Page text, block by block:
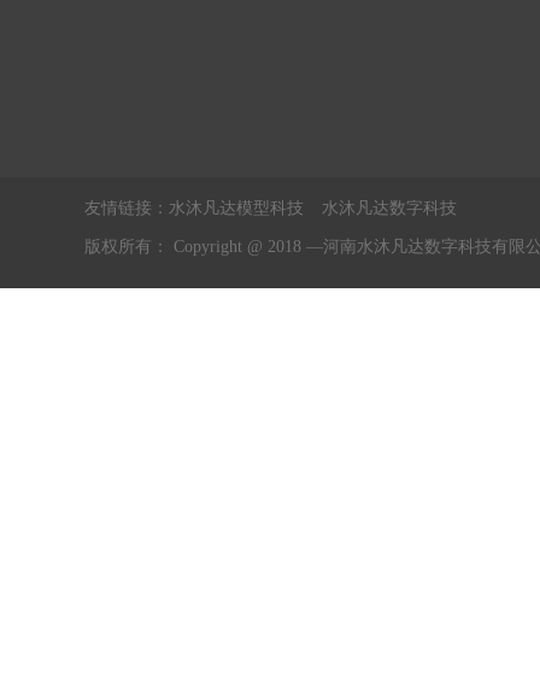
友情链接： 水沐凡达模型科技 水沐凡达数字科技
版权所有： Copyright @ 2018 —河南水沐凡达数字科技有限